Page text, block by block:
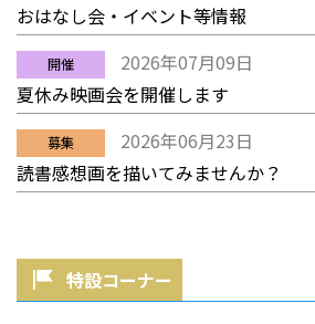
おはなし会・イベント等情報
開催
2026年07月09日
夏休み映画会を開催します
募集
2026年06月23日
読書感想画を描いてみませんか？
特設コーナー